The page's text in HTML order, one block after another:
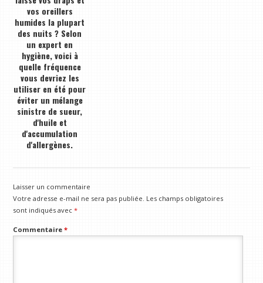
vos oreillers
humides la plupart
des nuits ? Selon
un expert en
hygiène, voici à
quelle fréquence
vous devriez les
utiliser en été pour
éviter un mélange
sinistre de sueur,
d'huile et
d'accumulation
d'allergènes.
Laisser un commentaire
Votre adresse e-mail ne sera pas publiée. Les champs obligatoires
sont indiqués avec*
Commentaire*